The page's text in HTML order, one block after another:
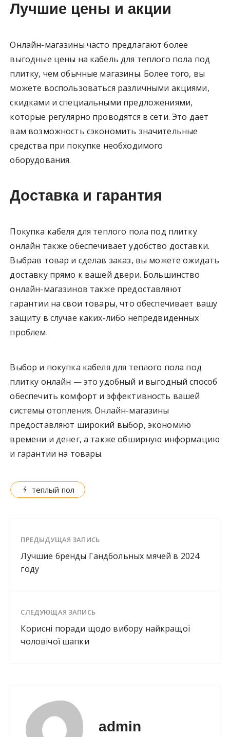
Лучшие цены и акции
Онлайн-магазины часто предлагают более
выгодные цены на кабель для теплого пола под
плитку, чем обычные магазины. Более того, вы
можете воспользоваться различными акциями,
скидками и специальными предложениями,
которые регулярно проводятся в сети. Это дает
вам возможность сэкономить значительные
средства при покупке необходимого
оборудования.
Доставка и гарантия
Покупка кабеля для теплого пола под плитку
онлайн также обеспечивает удобство доставки.
Выбрав товар и сделав заказ, вы можете ожидать
доставку прямо к вашей двери. Большинство
онлайн-магазинов также предоставляют
гарантии на свои товары, что обеспечивает вашу
защиту в случае каких-либо непредвиденных
проблем.
Выбор и покупка кабеля для теплого пола под
плитку онлайн — это удобный и выгодный способ
обеспечить комфорт и эффективность вашей
системы отопления. Онлайн-магазины
предоставляют широкий выбор, экономию
времени и денег, а также обширную информацию
и гарантии на товары.
теплый пол
ПРЕДЫДУЩАЯ ЗАПИСЬ
Лучшие бренды Гандбольных мячей в 2024
году
СЛЕДУЮЩАЯ ЗАПИСЬ
Корисні поради щодо вибору найкращої
чоловічої шапки
admin